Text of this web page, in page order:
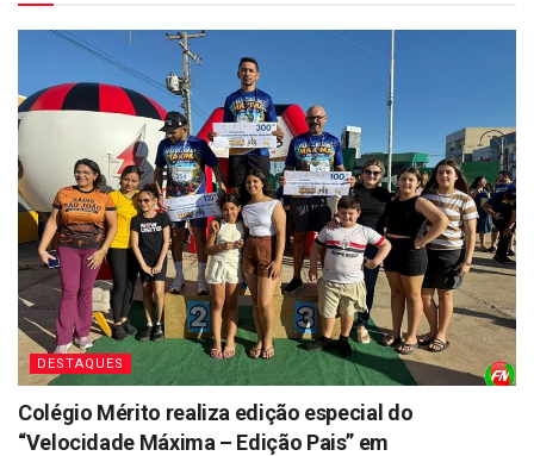
DESTAQUES
Colégio Mérito realiza edição especial do
“Velocidade Máxima – Edição Pais” em